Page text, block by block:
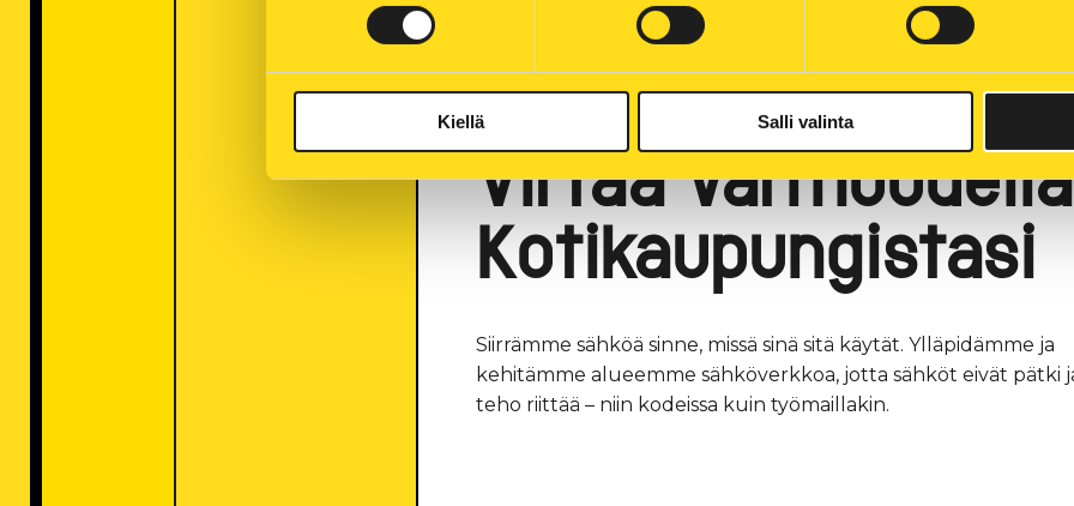
Kiellä Salli valinta
YRITYKSET JA TALOYHTIÖT
Virtaa
Kotikaupungistasi
Siirrämme sähköä sinne, missä sinä sitä käytät. Ylläpidämme ja
kehitämme alueemme sähköverkkoa, jotta sähköt eivät pätki
teho riittää – niin kodeissa kuin työmaillakin.